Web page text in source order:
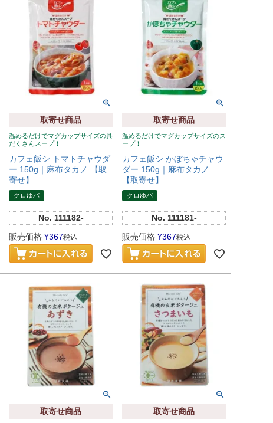
取寄せ商品
温めるだけでマグカップサイズの具
だくさんスープ！
カフェ飯シ トマトチャウダ
ー 150g｜麻布タカノ 【取
寄せ】
クロゆパ
No. 111182-
販売価格 ¥367税込
取寄せ商品
温めるだけでマグカップサイズのス
ープ！
カフェ飯シ かぼちゃチャウ
ダー 150g｜麻布タカノ
【取寄せ】
クロゆパ
No. 111181-
販売価格 ¥367税込
取寄せ商品 取寄せ商品